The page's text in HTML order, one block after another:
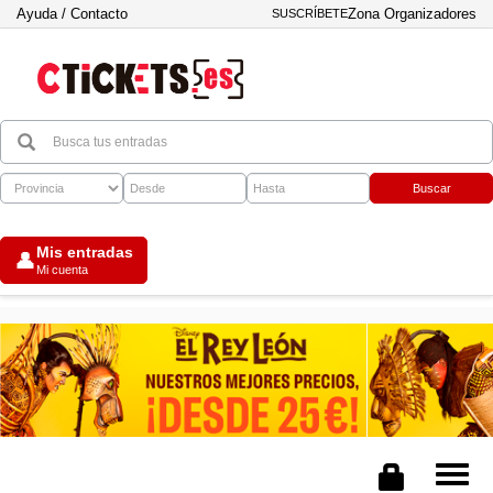
Ayuda / Contacto SUSCRÍBETEZona Organizadores
Buscar
👤Mis entradas
Mi cuenta